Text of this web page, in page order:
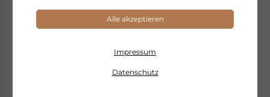
Alle akzeptieren
Impressum
Datenschutz